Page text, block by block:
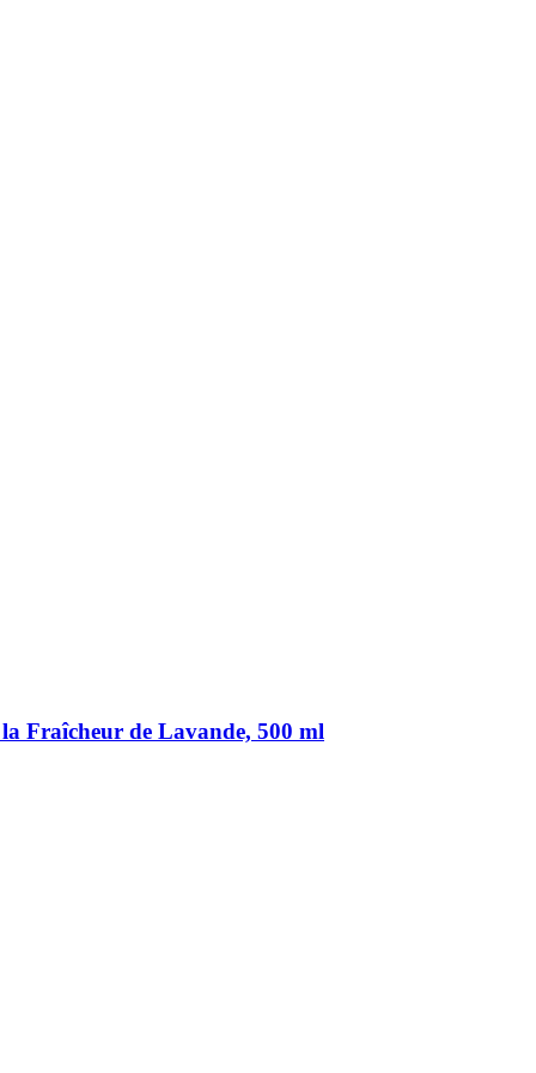
Fraîcheur de Lavande, 500 ml